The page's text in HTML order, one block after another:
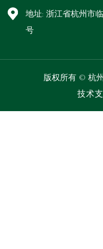
地址: 浙江省杭州市
号
版权所有 © 杭
技术